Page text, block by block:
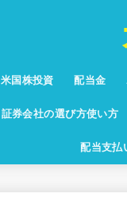
米国株投資
投資信託
少額投資
NISA・つみたてNISA
お得な情報・キャンペーン
保有銘柄紹介
通貨・為替・FX
配当金
米国高配当
証券会社の選び方使い方
配当支払